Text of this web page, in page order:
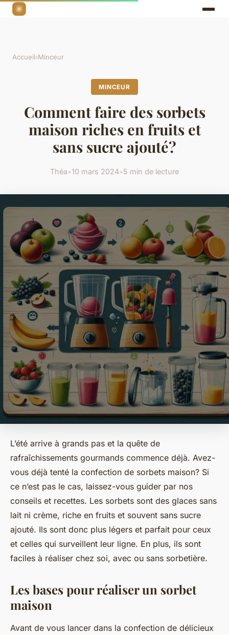
Accueil›Minceur
MINCEUR
Comment faire des sorbets
maison riches en fruits et
sans sucre ajouté?
Théa•10 mars 2024•5 min de lecture
L’été arrive à grands pas et la quête de
rafraîchissements gourmands commence déjà. Avez-
vous déjà tenté la confection de sorbets maison? Si
ce n’est pas le cas, laissez-vous guider par nos
conseils et recettes. Les sorbets sont des glaces sans
lait ni crème, riche en fruits et souvent sans sucre
ajouté. Ils sont donc plus légers et parfait pour ceux
et celles qui surveillent leur ligne. En plus, ils sont
faciles à réaliser chez soi, avec ou sans sorbetière.
Les bases pour réaliser un sorbet
maison
Avant de vous lancer dans la confection de délicieux